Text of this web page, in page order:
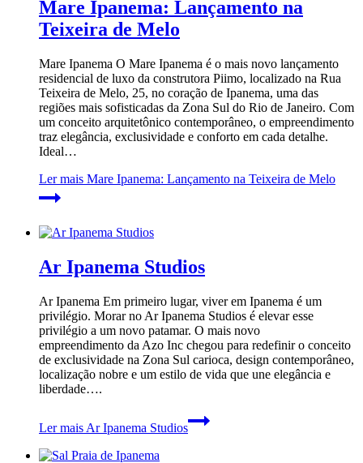
Mare Ipanema: Lançamento na
Teixeira de Melo
Mare Ipanema O Mare Ipanema é o mais novo lançamento
residencial de luxo da construtora Piimo, localizado na Rua
Teixeira de Melo, 25, no coração de Ipanema, uma das
regiões mais sofisticadas da Zona Sul do Rio de Janeiro. Com
um conceito arquitetônico contemporâneo, o empreendimento
traz elegância, exclusividade e conforto em cada detalhe.
Ideal…
Ler mais Mare Ipanema: Lançamento na Teixeira de Melo
Ar Ipanema Studios
Ar Ipanema Em primeiro lugar, viver em Ipanema é um
privilégio. Morar no Ar Ipanema Studios é elevar esse
privilégio a um novo patamar. O mais novo
empreendimento da Azo Inc chegou para redefinir o conceito
de exclusividade na Zona Sul carioca, design contemporâneo,
localização nobre e um estilo de vida que une elegância e
liberdade….
Ler mais Ar Ipanema Studios